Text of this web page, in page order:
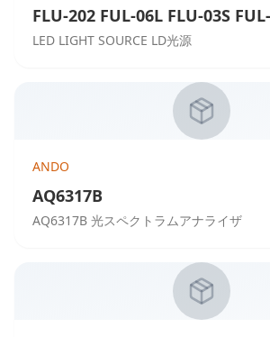
FLU-202 FUL-06L FLU-03S
LED LIGHT SOURCE LD光源
ANDO
AQ6317B
AQ6317B 光スペクトラムアナライザ